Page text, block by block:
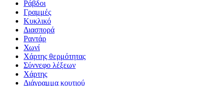
Ράβδοι
Γραμμές
Κυκλικό
Διασπορά
Ραντάρ
Χωνί
Χάρτης θερμότητας
Σύννεφο λέξεων
Χάρτης
Διάγραμμα κουτιού